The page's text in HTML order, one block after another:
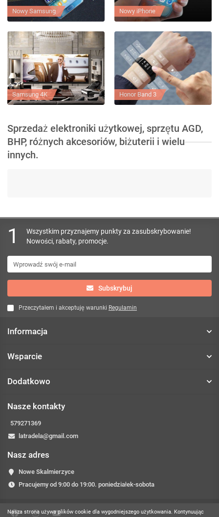
Nowy Samsung Nowy iPhone
Samsung 4K Honor Band 3
Sprzedaż elektroniki użytkowej, sprzętu AGD,
BHP, różnych akcesoriów, biżuterii i wielu
innych.
Nasza strona używa plików cookie dla wygodniejszego użytkowania. Kontynuując
1
Wszystkim przyznajemy punkty za zasubskrybowanie!
Nowości, rabaty, promocje.
Subskrybuj
Przeczytałem i akceptuję warunki Regulamin
Informacja
Wsparcie
Dodatkowo
Nasze kontakty
579271369
latradela@gmail.com
Nasz adres
Nowe Skalmierzyce
Pracujemy od 9:00 do 19:00. poniedziałek-sobota